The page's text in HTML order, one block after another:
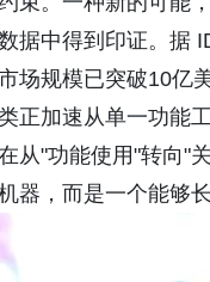
据中得到印证。据
场规模已突破10亿
正加速从单一功能
"功能使用"转向"
器，而是一个能够